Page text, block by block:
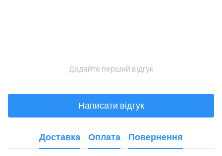
Додайте перший відгук
Написати відгук
Доставка Оплата Повернення